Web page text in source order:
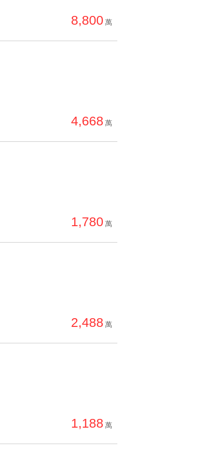
降價幅度高 → 低
月熱門度高 → 低
8,800 萬
4,668 萬
1,780 萬
2,488 萬
1,188 萬